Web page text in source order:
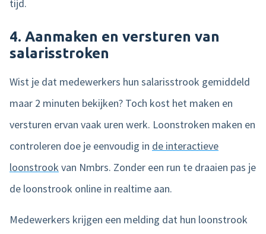
tijd.
4. Aanmaken en versturen van
salarisstroken
Wist je dat medewerkers hun salarisstrook gemiddeld
maar 2 minuten bekijken? Toch kost het maken en
versturen ervan vaak uren werk. Loonstroken maken en
controleren doe je eenvoudig in de interactieve
loonstrook van Nmbrs. Zonder een run te draaien pas je
de loonstrook online in realtime aan.
Medewerkers krijgen een melding dat hun loonstrook